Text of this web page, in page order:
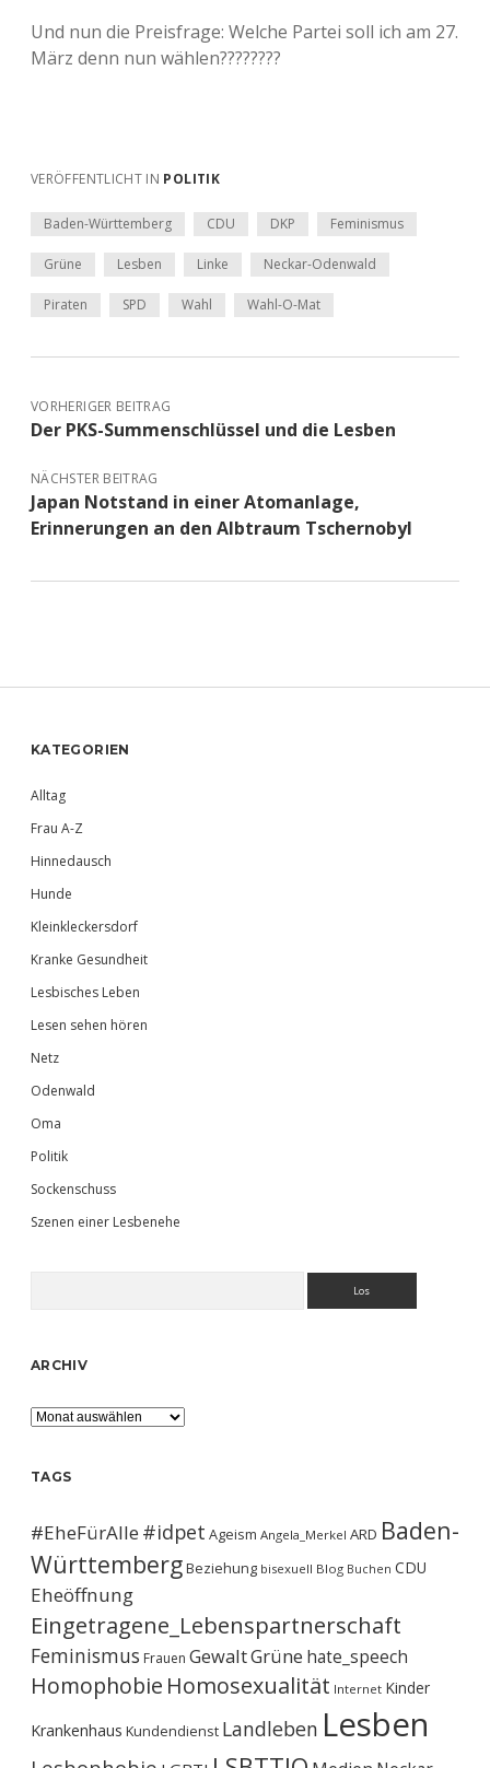
Und nun die Preisfrage: Welche Partei soll ich am 27.
März denn nun wählen????????
VERÖFFENTLICHT IN POLITIK
Baden-Württemberg CDU DKP Feminismus
Grüne Lesben Linke Neckar-Odenwald
Piraten SPD Wahl Wahl-O-Mat
VORHERIGER BEITRAG
Der PKS-Summenschlüssel und die Lesben
NÄCHSTER BEITRAG
Japan Notstand in einer Atomanlage,
Erinnerungen an den Albtraum Tschernobyl
Sidebar
KATEGORIEN
Alltag
Frau A-Z
Hinnedausch
Hunde
Kleinkleckersdorf
Kranke Gesundheit
Lesbisches Leben
Lesen sehen hören
Netz
Odenwald
Oma
Politik
Sockenschuss
Szenen einer Lesbenehe
ARCHIV
Archiv
TAGS
#EheFürAlle#idpet Ageism Angela_Merkel ARD Baden-
WürttembergBeziehung bisexuell Blog Buchen CDU
Eheöffnung
Eingetragene_Lebenspartnerschaft
Feminismus Frauen GewaltGrüne hate_speech
Homophobie Homosexualität Internet Kinder
Krankenhaus Kundendienst Landleben Lesben